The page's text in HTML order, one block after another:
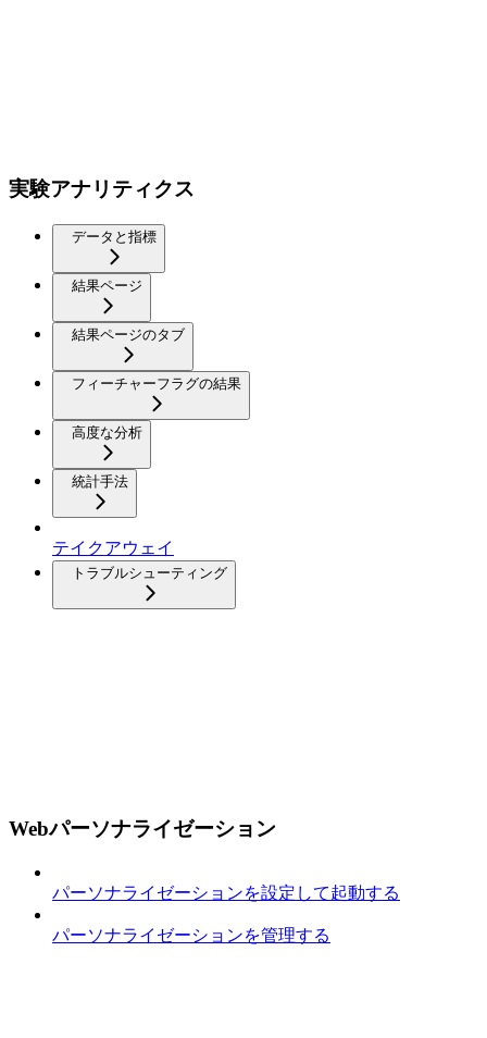
実験アナリティクス
データと指標
結果ページ
結果ページのタブ
フィーチャーフラグの結果
高度な分析
統計手法
テイクアウェイ
トラブルシューティング
Webパーソナライゼーション
パーソナライゼーションを設定して起動する
パーソナライゼーションを管理する